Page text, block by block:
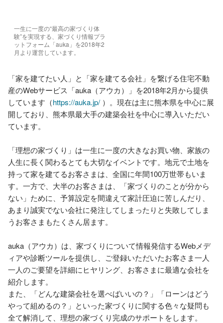
一生に一度の“最高の家づくり体
験”を実現する、家づくり情報プラ
ットフォーム「auka」を2018年2
月より運営しています。
「家を建てたい人」と「家を建てる会社」を繋げる住宅不動
産のWebサービス「auka（アウカ）」を2018年2月から提供
しています（https://auka.jp/ ）。現在は主に熊本県を中心に展
開しており、熊本県最大手の建築会社を中心に導入いただい
ています。
「理想の家づくり」は一生に一度の大きなお買い物、家族の
人生に長く関わるとても大切なイベントです。地元で土地を
持って家を建てるお客さまは、全国に年間100万世帯もいま
す。一方で、大半のお客さまは、「家づくりのことが分から
ない」ために、予算設定を間違えて家計圧迫に苦しんだり、
あまり誠実でない会社に発注してしまったりと失敗してしま
うお客さまもたくさん居ます。
auka（アウカ）は、家づくりについて情報発信するWebメデ
ィアや診断ツールを提供し、ご登録いただいたお客さま一人
一人のご要望を詳細にヒヤリング、お客さまに最適な会社を
紹介します。
また、「どんな建築会社を選べばいいの？」「ローンはどう
やって組めるの？」といった家づくりに関する色々な疑問も
全て解消して、理想の家づくり完成のサポートをします。